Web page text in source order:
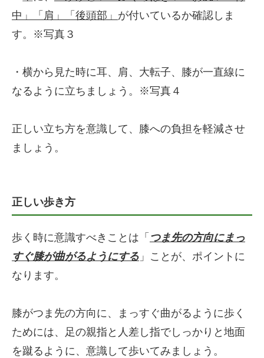
中」「肩」「後頭部」 が付いているか確認しま
す。※写真３
・横から見た時に耳、肩、大転子、膝が一直線に
なるように立ちましょう。※写真４
正しい立ち方を意識して、膝への負担を軽減させ
ましょう。
正しい歩き方
歩く時に意識すべきことは「 つま先の方向にまっ
すぐ膝が曲がるようにする 」ことが、ポイントに
なります。
膝がつま先の方向に、まっすぐ曲がるように歩く
ためには、足の親指と人差し指でしっかりと地面
を蹴るように、意識して歩いてみましょう。